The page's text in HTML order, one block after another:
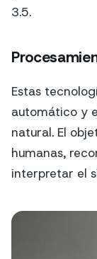
3.5.
Estas
automático y
natural. El
humanas,
interpretar el